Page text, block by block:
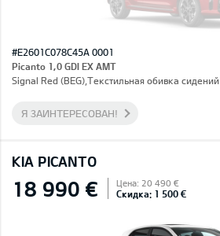
#E2601C078C45A 0001
Picanto 1,0 GDI EX AMT
Signal Red (BEG),Текстильная обивка сидений
Я ЗАИНТЕРЕСОВАН!
KIA PICANTO
18 990 € Цена: 20 490 €
Скидка: 1 500 €